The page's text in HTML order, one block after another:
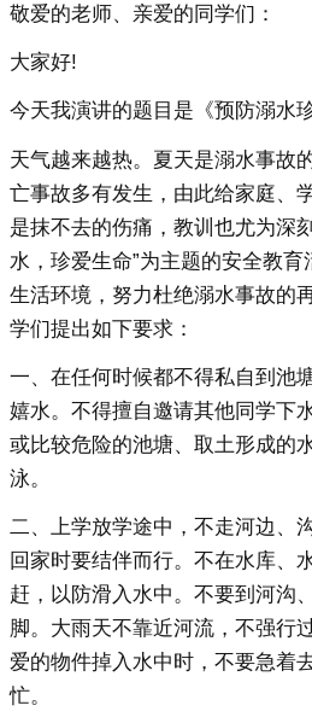
敬爱的老师、亲爱的同学们：
大家好!
今天我演讲的题目是《预防溺水
天气越来越热。夏天是溺水事故
亡事故多有发生，由此给家庭、
是抹不去的伤痛，教训也尤为深
水，珍爱生命”为主题的安全教
生活环境，努力杜绝溺水事故的
学们提出如下要求：
一、在任何时候都不得私自到池
嬉水。不得擅自邀请其他同学下
或比较危险的池塘、取土形成的
泳。
二、上学放学途中，不走河边、
回家时要结伴而行。不在水库、
赶，以防滑入水中。不要到河沟
脚。大雨天不靠近河流，不强行
爱的物件掉入水中时，不要急着
忙。